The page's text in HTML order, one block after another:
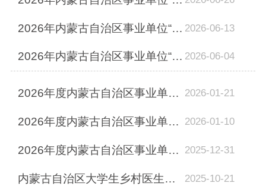
2026年内蒙古自治区事业单位“1+N”补充招聘通辽市直卫生健康系统医疗岗位考试总成... 2026-06-13
2026年内蒙古自治区事业单位“1+N”补充招聘工作人员通辽市卫生健康系统医疗岗位面... 2026-06-04
2026年度内蒙古自治区事业单位公开招聘通辽市直卫生健康系统医疗类岗位递补及体检... 2026-01-21
2026年度内蒙古自治区事业单位公开招聘通辽市直卫生健康系统医疗岗位笔试成绩面试... 2026-01-10
2026年度内蒙古自治区事业单位公开招聘（通辽市直、科左中旗卫生健康系统）医疗岗... 2025-12-31
内蒙古自治区大学生乡村医生专项计划2024年“1+N”补充招聘通辽市卫生健康系统面试... 2025-10-21